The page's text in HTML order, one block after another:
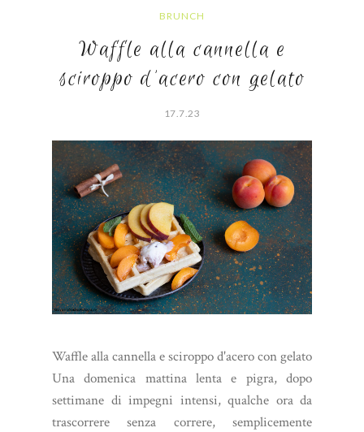
BRUNCH
Waffle alla cannella e
sciroppo d'acero con gelato
17.7.23
Waffle alla cannella e sciroppo d'acero con gelato
Una domenica mattina lenta e pigra, dopo
settimane di impegni intensi, qualche ora da
trascorrere senza correre, semplicemente